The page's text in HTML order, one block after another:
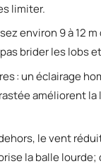
limiter.
environ 9 à 12
brider les lobs
: un éclairage
améliorent la
le vent
la balle